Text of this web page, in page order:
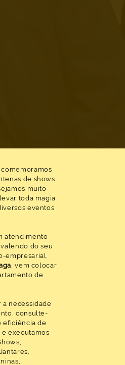
de shows
muito
toda magia
eventos
atendimento
do seu
empresarial,
, vem colocar
de
a necessidade
consulte-
eficiência de
e executamos